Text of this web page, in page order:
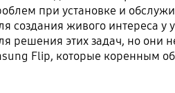
при установке и
создания живого интереса
решения этих задач, но они
Flip, которые коренным